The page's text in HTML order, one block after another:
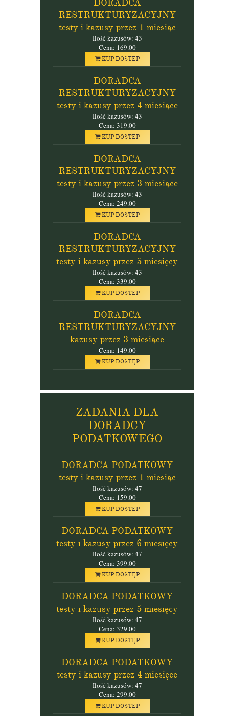
DORADCA
RESTRUKTURYZACYJNY
testy i kazusy przez 1 miesiąc
Ilość kazusów: 43
Cena: 169.00
KUP DOSTĘP
DORADCA
RESTRUKTURYZACYJNY
testy i kazusy przez 4 miesiące
Ilość kazusów: 43
Cena: 319.00
KUP DOSTĘP
DORADCA
RESTRUKTURYZACYJNY
testy i kazusy przez 3 miesiące
Ilość kazusów: 43
Cena: 249.00
KUP DOSTĘP
DORADCA
RESTRUKTURYZACYJNY
testy i kazusy przez 5 miesięcy
Ilość kazusów: 43
Cena: 339.00
KUP DOSTĘP
DORADCA
RESTRUKTURYZACYJNY
kazusy przez 3 miesiące
Cena: 149.00
KUP DOSTĘP
ZADANIA DLA
DORADCY
PODATKOWEGO
DORADCA PODATKOWY
testy i kazusy przez 1 miesiąc
Ilość kazusów: 47
Cena: 159.00
KUP DOSTĘP
DORADCA PODATKOWY
testy i kazusy przez 6 miesięcy
Ilość kazusów: 47
Cena: 399.00
KUP DOSTĘP
DORADCA PODATKOWY
testy i kazusy przez 5 miesięcy
Ilość kazusów: 47
Cena: 329.00
KUP DOSTĘP
DORADCA PODATKOWY
testy i kazusy przez 4 miesięce
Ilość kazusów: 47
Cena: 299.00
KUP DOSTĘP